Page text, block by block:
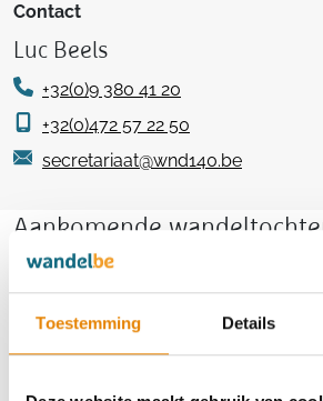
Toestemming Details
Contact
Luc Beels
+32(0)9 380 41 20
+32(0)472 57 22 50
secretariaat@wnd140.be
Aankomende
club
44e Canteclaermarsen -